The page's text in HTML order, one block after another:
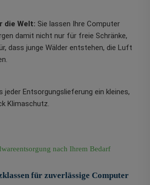
die Welt: Sie lassen Ihre Computer
damit nicht nur für freie Schränke,
dass junge Wälder entstehen, die Luft
jeder Entsorgungslieferung ein kleines,
Klimaschutz.
nach Ihrem Bedarf
für zuverlässige Computer